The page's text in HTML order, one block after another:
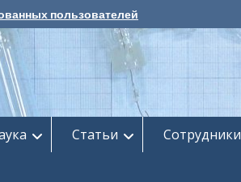
пользователей
Cтатьи Сотрудники